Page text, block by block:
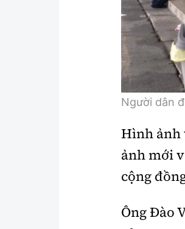
Người dân
Hình ảnh
ảnh mới
cộng
Ông Đào